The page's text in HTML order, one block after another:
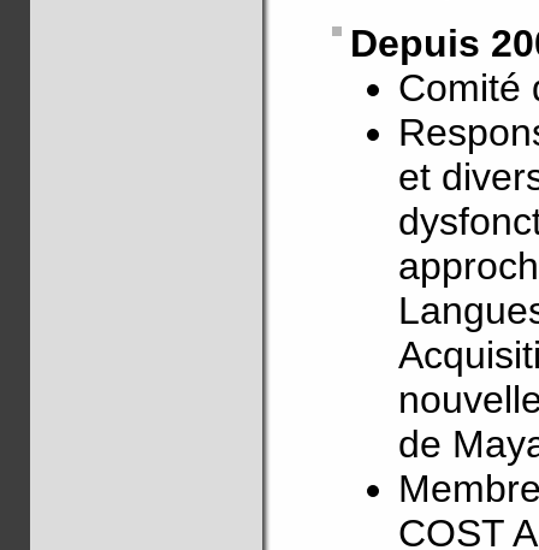
Depuis
Comité
et
de
COST